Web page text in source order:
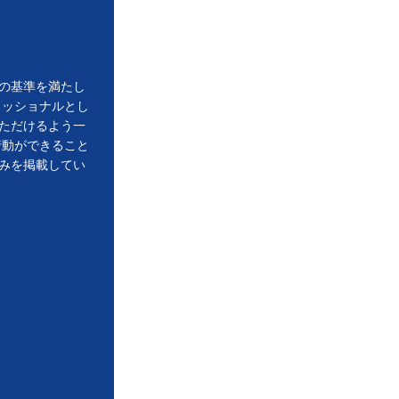
基準を満たし
ショナルとし
だけるよう一
ができること
を掲載してい